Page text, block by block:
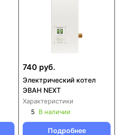
740 руб.
Электрический котел
ЭВАН NEXT
Характеристики
5
В наличии
Подробнее